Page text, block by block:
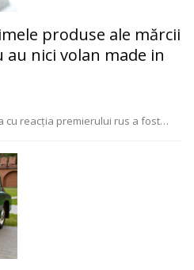
produse ale mărcii
au nici volan made in
cu reacția premierului rus a fost…